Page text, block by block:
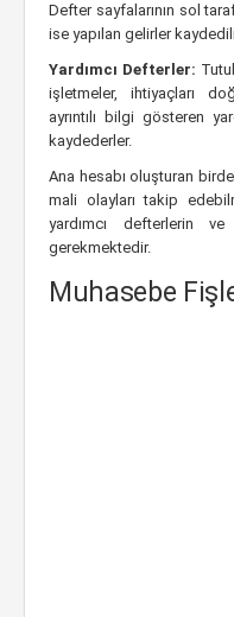
Defter sayfalarının sol
ise yapılan gelirler
Yardımcı Defterler:
işletmeler, ihtiyaçları
ayrıntılı bilgi gösteren
kaydederler.
Ana hesabı oluşturan
mali olayları takip
yardımcı defterlerin ve
gerekmektedir.
Muhasebe